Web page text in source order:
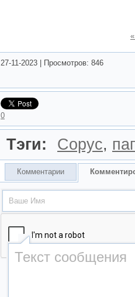
27-11-2023 Просмотров: 846
0
Тэги: Сорус,
Комментарии